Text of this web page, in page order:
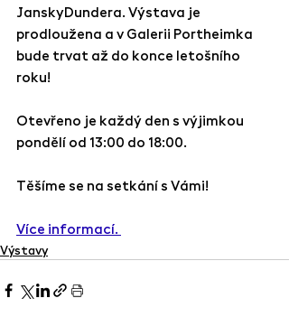
JanskyDundera. Výstava je
prodloužena a v Galerii Portheimka
bude trvat až do konce letošního
roku!
Otevřeno je každý den s výjimkou
pondělí od 13:00 do 18:00.
Těšíme se na setkání s Vámi!
Více informací.
Výstavy